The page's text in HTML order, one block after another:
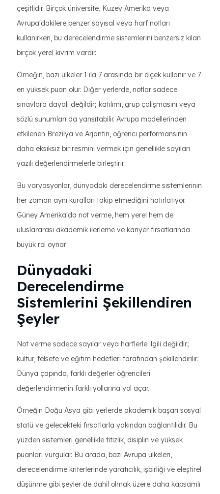
çeşitlidir. Birçok üniversite, Kuzey Amerika veya
Avrupa'dakilere benzer sayısal veya harf notları
kullanırken, bu derecelendirme sistemlerini benzersiz kılan
birçok yerel kıvrım vardır.
Örneğin, bazı ülkeler 1 ila 7 arasında bir ölçek kullanır ve 7
en yüksek puan olur. Diğer yerlerde, notlar sadece
sınavlara dayalı değildir; katılımı, grup çalışmasını veya
sözlü sunumları da yansıtabilir. Avrupa modellerinden
etkilenen Brezilya ve Arjantin, öğrenci performansının
daha eksiksiz bir resmini vermek için genellikle sayıları
yazılı değerlendirmelerle birleştirir.
Bu varyasyonlar, dünyadaki derecelendirme sistemlerinin
her zaman aynı kuralları takip etmediğini hatırlatıyor.
Güney Amerika'da not verme, hem yerel hem de
uluslararası akademik ilerleme ve kariyer fırsatlarında
büyük rol oynar.
Dünyadaki
Derecelendirme
Sistemlerini Şekillendiren
Şeyler
Not verme sadece sayılar veya harflerle ilgili değildir;
kültür, felsefe ve eğitim hedefleri tarafından şekillendirilir.
Dünya çapında, farklı değerler öğrencileri
değerlendirmenin farklı yollarına yol açar.
Örneğin Doğu Asya gibi yerlerde akademik başarı sosyal
statü ve gelecekteki fırsatlarla yakından bağlantılıdır. Bu
yüzden sistemleri genellikle titizlik, disiplin ve yüksek
puanları vurgular. Bu arada, bazı Avrupa ülkeleri,
derecelendirme kriterlerinde yaratıcılık, işbirliği ve eleştirel
düşünme gibi şeyler de dahil olmak üzere daha kapsamlı